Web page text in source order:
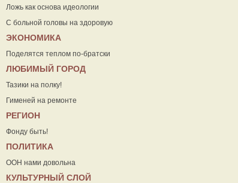
Ложь как основа идеологии
С больной головы на здоровую
ЭКОНОМИКА
Поделятся теплом по-братски
ЛЮБИМЫЙ ГОРОД
Тазики на полку!
Гименей на ремонте
РЕГИОН
Фонду быть!
ПОЛИТИКА
ООН нами довольна
КУЛЬТУРНЫЙ СЛОЙ